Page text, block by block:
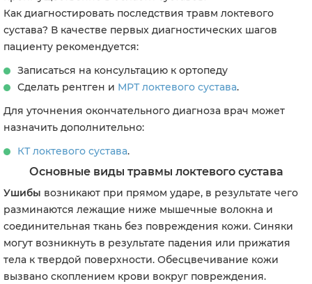
Как диагностировать последствия травм локтевого
сустава? В качестве первых диагностических шагов
пациенту рекомендуется:
Записаться на консультацию к ортопеду
Сделать рентген и МРТ локтевого сустава.
Для уточнения окончательного диагноза врач может
назначить дополнительно:
КТ локтевого сустава.
Основные виды травмы локтевого сустава
Ушибы возникают при прямом ударе, в результате чего
разминаются лежащие ниже мышечные волокна и
соединительная ткань без повреждения кожи. Синяки
могут возникнуть в результате падения или прижатия
тела к твердой поверхности. Обесцвечивание кожи
вызвано скоплением крови вокруг повреждения.